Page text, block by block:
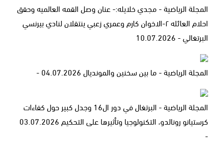
المجلة الرياضية - مجدي خلايله:- عنان وصل القمه العالميه وحقق
احلام العائله ٢-الاخوان كارم وعمري زعبي ينتقلان لنادي بيرنسي
البرتغالي - 10.07.2026
المجلة الرياضية - ما بين سخنين والمونديال 04.07.2026 -
المجلة الرياضية - البرتغال في دور ال16 وجدل كبير حول كفاءات
كرستيانو رونالدو، التكنولوجيا وتأثيرها على التحكيم 03.07.2026
-